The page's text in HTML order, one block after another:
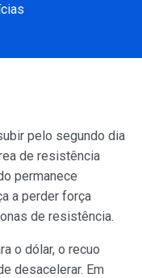
pelo segundo dia
de resistência
permanece
a perder força
de resistência.
o dólar, o recuo
desacelerar. Em